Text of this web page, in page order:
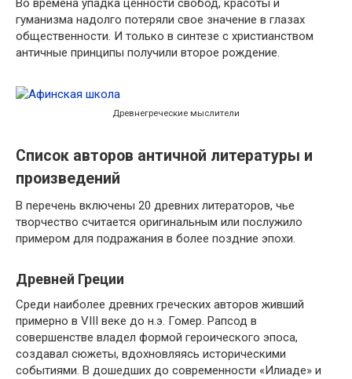
гуманизма надолго потеряли свое значение в глазах
общественности. И только в синтезе с христианством
античные принципы получили второе рождение.
Древнегреческие мыслители
Список авторов античной литературы и
произведений
В перечень включены 20 древних литераторов, чье
творчество считается оригинальным или послужило
примером для подражания в более поздние эпохи.
Древней Греции
Среди наиболее древних греческих авторов живший
примерно в VIII веке до н.э. Гомер. Рапсод в
совершенстве владел формой героического эпоса,
создавал сюжеты, вдохновляясь историческими
событиями. В дошедших до современности «Илиаде» и